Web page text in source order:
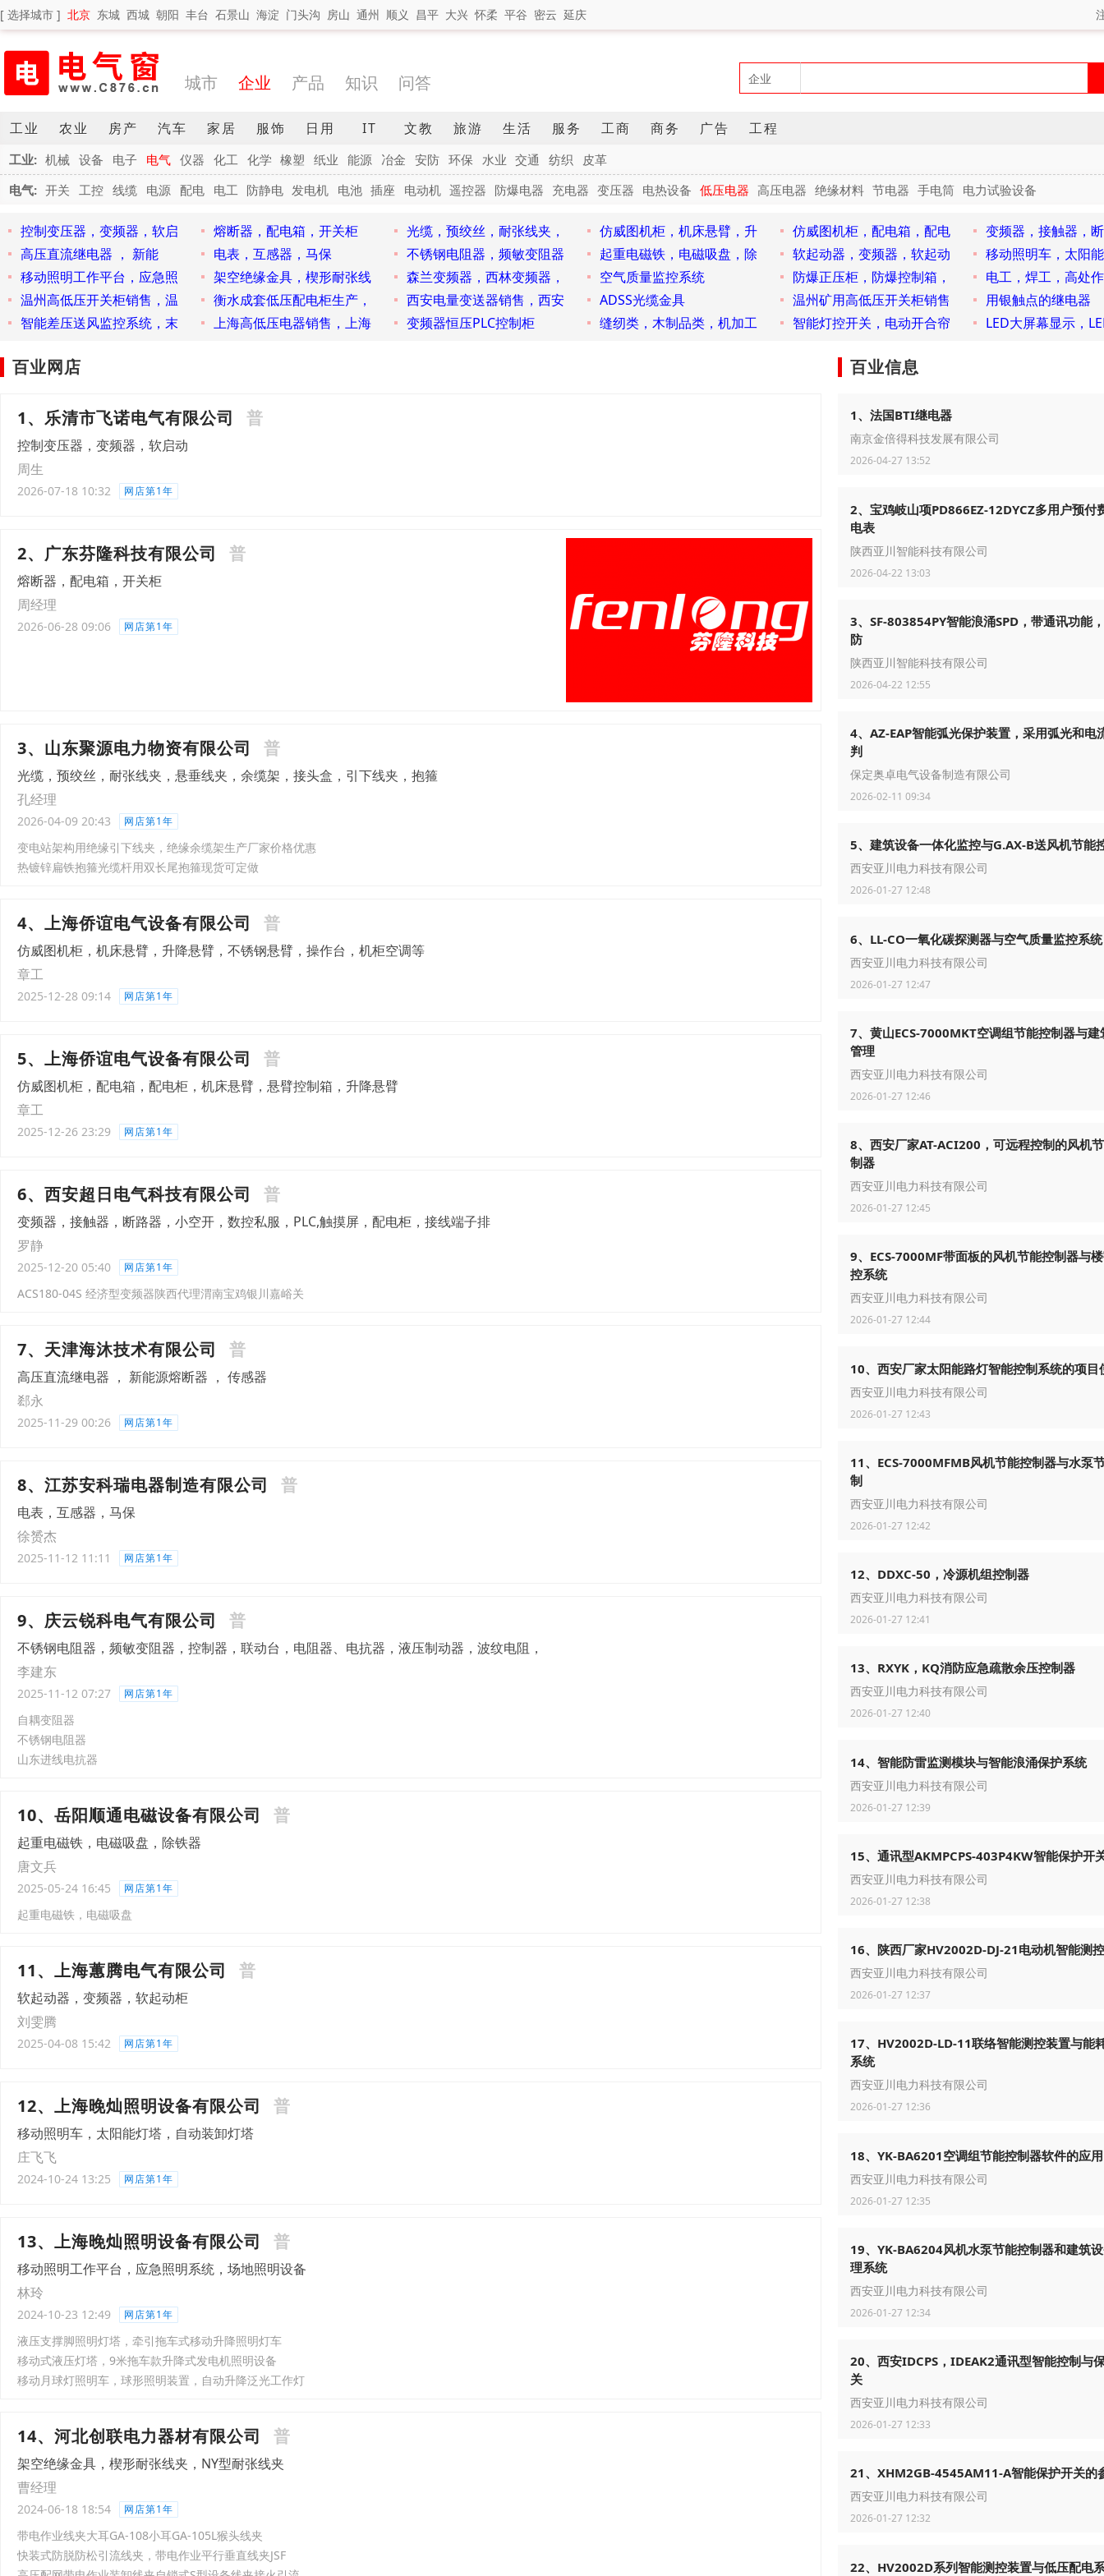
[ 选择城市 ] 北京 东城 西城 朝阳 丰台 石景山 海淀 门头沟 房山 通州 顺义 昌平 大兴 怀柔 平谷 密云 延庆
城市 企业 产品 知识 问答
工业 农业 房产 汽车 家居 服饰 日用 IT 文教 旅游 生活 服务 工商 商务 广告 工程
工业: 机械 设备 电子 电气 仪器 化工 化学 橡塑 纸业 能源 冶金 安防 环保 水业 交通 纺织
皮革
电气: 开关 工控 线缆 电源 配电 电工 防静电 发电机 电池 插座 电动机 遥控器 防爆电器 充电器 变压器 电热设备 低压电器 高压电器 绝缘材料 节电器 手电筒 电力试验设备
控制变压器，变频器，软启 熔断器，配电箱，开关柜 光缆，预绞丝，耐张线夹， 仿威图机柜，机床悬臂，升 仿威图机柜，配电箱，配电
变频器，接触器，
高压直流继电器 ， 新能
电表，互感器，马保 不锈钢电阻器，频敏变阻器 起重电磁铁，电磁吸盘，除 软起动器，变频器，软起动
移动照明车，太阳
移动照明工作平台，应急照
架空绝缘金具，楔形耐张线 森兰变频器，西林变频器， 空气质量监控系统 防爆正压柜，防爆控制箱，
电工，焊工，高处
温州高低压开关柜销售，温
衡水成套低压配电柜生产， 西安电量变送器销售，西安 ADSS光缆金具 温州矿用高低压开关柜销售
用银触点的继电器
智能差压送风监控系统，末
上海高低压电器销售，上海 变频器恒压PLC控制柜 缝纫类，木制品类，机加工 智能灯控开关，电动开合帘 LED大屏幕显示，
百业网店
1、乐清市飞诺电气有限公司 普
控制变压器，变频器，软启动
周生
2026-07-18 10:32 网店第1年
2、广东芬隆科技有限公司 普
熔断器，配电箱，开关柜
周经理
2026-06-28 09:06 网店第1年
3、山东聚源电力物资有限公司 普
光缆，预绞丝，耐张线夹，悬垂线夹，余缆架，接头盒，引下线夹，抱箍
孔经理
2026-04-09 20:43 网店第1年
变电站架构用绝缘引下线夹，绝缘余缆架生产厂家价格优惠
热镀锌扁铁抱箍光缆杆用双长尾抱箍现货可定做
4、上海侨谊电气设备有限公司 普
仿威图机柜，机床悬臂，升降悬臂，不锈钢悬臂，操作台，机柜空调等
章工
2025-12-28 09:14 网店第1年
5、上海侨谊电气设备有限公司 普
仿威图机柜，配电箱，配电柜，机床悬臂，悬臂控制箱，升降悬臂
章工
2025-12-26 23:29 网店第1年
6、西安超日电气科技有限公司 普
变频器，接触器，断路器，小空开，数控私服，PLC,触摸屏，配电柜，接线端子排
罗静
2025-12-20 05:40 网店第1年
ACS180-04S 经济型变频器陕西代理渭南宝鸡银川嘉峪关
7、天津海沐技术有限公司 普
高压直流继电器 ， 新能源熔断器 ， 传感器
郄永
2025-11-29 00:26 网店第1年
8、江苏安科瑞电器制造有限公司 普
电表，互感器，马保
徐赟杰
2025-11-12 11:11 网店第1年
9、庆云锐科电气有限公司 普
不锈钢电阻器，频敏变阻器，控制器，联动台，电阻器、电抗器，液压制动器，波纹电阻，电阻元件，线圈，变频
李建东
2025-11-12 07:27 网店第1年
自耦变阻器
不锈钢电阻器
山东进线电抗器
10、岳阳顺通电磁设备有限公司 普
起重电磁铁，电磁吸盘，除铁器
唐文兵
2025-05-24 16:45 网店第1年
起重电磁铁，电磁吸盘
11、上海蕙腾电气有限公司 普
软起动器，变频器，软起动柜
刘雯腾
2025-04-08 15:42 网店第1年
12、上海晚灿照明设备有限公司 普
移动照明车，太阳能灯塔，自动装卸灯塔
庄飞飞
2024-10-24 13:25 网店第1年
13、上海晚灿照明设备有限公司 普
移动照明工作平台，应急照明系统，场地照明设备
林玲
2024-10-23 12:49 网店第1年
液压支撑脚照明灯塔，牵引拖车式移动升降照明灯车
移动式液压灯塔，9米拖车款升降式发电机照明设备
移动月球灯照明车，球形照明装置，自动升降泛光工作灯
14、河北创联电力器材有限公司 普
架空绝缘金具，楔形耐张线夹，NY型耐张线夹
曹经理
2024-06-18 18:54 网店第1年
带电作业线夹大耳GA-108小耳GA-105L猴头线夹
快装式防脱防松引流线夹，带电作业平行垂直线夹JSF
百业信息
1、法国BTI继电器
南京金倍得科技发展有限公司
2026-04-27 13:52
2、宝鸡岐山项PD866EZ-12DYCZ多用户预付
电表
陕西亚川智能科技有限公司
2026-04-22 13:03
3、SF-803854PY智能浪涌SPD，带通讯功能
防
陕西亚川智能科技有限公司
2026-04-22 12:55
4、AZ-EAP智能弧光保护装置，采用弧光和电
判
保定奥卓电气设备制造有限公司
2026-02-11 09:34
5、建筑设备一体化监控与G.AX-B送风机节能
西安亚川电力科技有限公司
2026-01-27 12:48
6、LL-CO一氧化碳探测器与空气质量监控系统
西安亚川电力科技有限公司
2026-01-27 12:47
7、黄山ECS-7000MKT空调组节能控制器与建
管理
西安亚川电力科技有限公司
2026-01-27 12:46
8、西安厂家AT-ACI200，可远程控制的风机
制器
西安亚川电力科技有限公司
2026-01-27 12:45
9、ECS-7000MF带面板的风机节能控制器与
控系统
西安亚川电力科技有限公司
2026-01-27 12:44
10、西安厂家太阳能路灯智能控制系统的项目
西安亚川电力科技有限公司
2026-01-27 12:43
11、ECS-7000MFMB风机节能控制器与水泵
制
西安亚川电力科技有限公司
2026-01-27 12:42
12、DDXC-50，冷源机组控制器
西安亚川电力科技有限公司
2026-01-27 12:41
13、RXYK，KQ消防应急疏散余压控制器
西安亚川电力科技有限公司
2026-01-27 12:40
14、智能防雷监测模块与智能浪涌保护系统
西安亚川电力科技有限公司
2026-01-27 12:39
15、通讯型AKMPCPS-403P4KW智能保护开
西安亚川电力科技有限公司
2026-01-27 12:38
16、陕西厂家HV2002D-DJ-21电动机智能测
西安亚川电力科技有限公司
2026-01-27 12:37
17、HV2002D-LD-11联络智能测控装置与能
系统
西安亚川电力科技有限公司
2026-01-27 12:36
18、YK-BA6201空调组节能控制器软件的应用
西安亚川电力科技有限公司
2026-01-27 12:35
19、YK-BA6204风机水泵节能控制器和建筑
理系统
西安亚川电力科技有限公司
2026-01-27 12:34
20、西安IDCPS，IDEAK2通讯型智能控制与
关
西安亚川电力科技有限公司
2026-01-27 12:33
21、XHM2GB-4545AM11-A智能保护开关的
西安亚川电力科技有限公司
2026-01-27 12:32
22、HV2002D系列智能测控装置与低压配电